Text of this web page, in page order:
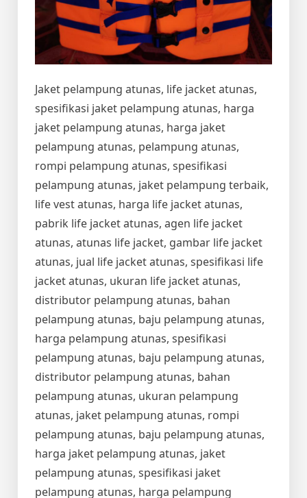
Jaket pelampung atunas, life jacket atunas,
spesifikasi jaket pelampung atunas, harga
jaket pelampung atunas, harga jaket
pelampung atunas, pelampung atunas,
rompi pelampung atunas, spesifikasi
pelampung atunas, jaket pelampung terbaik,
life vest atunas, harga life jacket atunas,
pabrik life jacket atunas, agen life jacket
atunas, atunas life jacket, gambar life jacket
atunas, jual life jacket atunas, spesifikasi life
jacket atunas, ukuran life jacket atunas,
distributor pelampung atunas, bahan
pelampung atunas, baju pelampung atunas,
harga pelampung atunas, spesifikasi
pelampung atunas, baju pelampung atunas,
distributor pelampung atunas, bahan
pelampung atunas, ukuran pelampung
atunas, jaket pelampung atunas, rompi
pelampung atunas, baju pelampung atunas,
harga jaket pelampung atunas, jaket
pelampung atunas, spesifikasi jaket
pelampung atunas, harga pelampung